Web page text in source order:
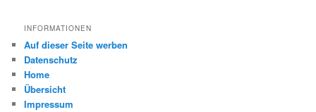
INFORMATIONEN
Auf dieser Seite werben
Datenschutz
Home
Übersicht
Impressum